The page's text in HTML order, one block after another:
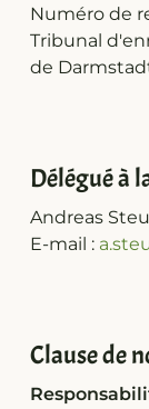
Numéro de
Tribunal
de
Délégué à
Andreas
E-mail :
Clause de